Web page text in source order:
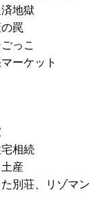
地獄
の罠
っこ
ーケット
相続
産
別荘、リゾマン